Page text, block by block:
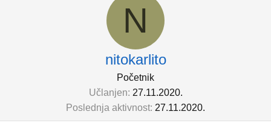
N
nitokarlito
Početnik
Učlanjen 27.11.2020.
Poslednja aktivnost 27.11.2020.